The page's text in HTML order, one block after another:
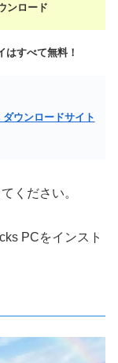
ンロード
はすべて無料！
ウンロードサイト
ください。
PCをインスト